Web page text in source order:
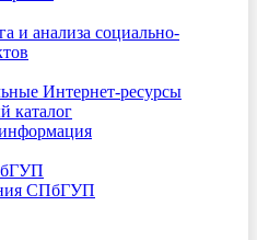
и анализа социально-
Интернет-ресурсы
каталог
СПбГУП